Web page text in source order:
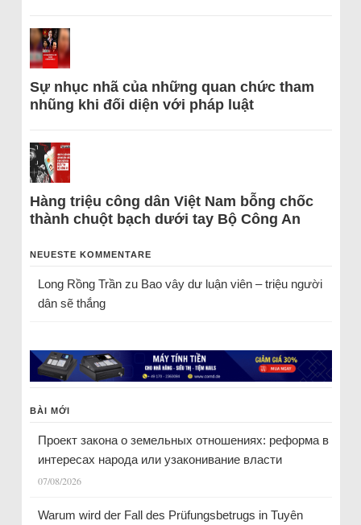
Sự nhục nhã của những quan chức tham
nhũng khi đối diện với pháp luật
Hàng triệu công dân Việt Nam bỗng chốc
thành chuột bạch dưới tay Bộ Công An
NEUESTE KOMMENTARE
Long Rồng Trầnzu Bao vây dư luận viên – triệu người
dân sẽ thắng
BÀI MỚI
Проект закона о земельных отношениях: реформа в
интересах народа или узаконивание власти
07/08/2026
Warum wird der Fall des Prüfungsbetrugs in Tuyên